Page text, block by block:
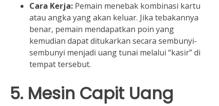
Cara Kerja: Pemain menebak kombinasi kartu
atau angka yang akan keluar. Jika tebakannya
benar, pemain mendapatkan poin yang
kemudian dapat ditukarkan secara sembunyi-
sembunyi menjadi uang tunai melalui “kasir” di
tempat tersebut.
5. Mesin Capit Uang